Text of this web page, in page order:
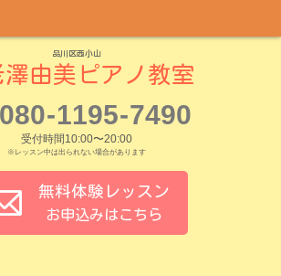
品川区西小山
澤由美ピアノ教室
080-1195-7490
受付時間10:00〜20:00
※レッスン中は出られない場合があります
無料体験レッスン
お申込みはこちら